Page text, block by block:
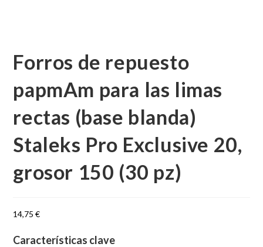
Forros de repuesto
papmAm para las limas
rectas (base blanda)
Staleks Pro Exclusive 20,
grosor 150 (30 pz)
14,75€
Características clave